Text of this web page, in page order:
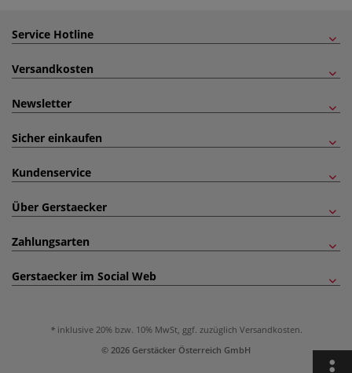
Service Hotline
Versandkosten
Newsletter
Sicher einkaufen
Kundenservice
Über Gerstaecker
Zahlungsarten
Gerstaecker im Social Web
inklusive 20% bzw. 10% MwSt, ggf. zuzüglich Versandkosten.
© 2026 Gerstäcker Österreich GmbH